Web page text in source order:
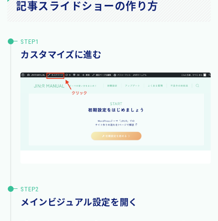
記事スライドショーの作り方
カスタマイズに進む
メインビジュアル設定を開く